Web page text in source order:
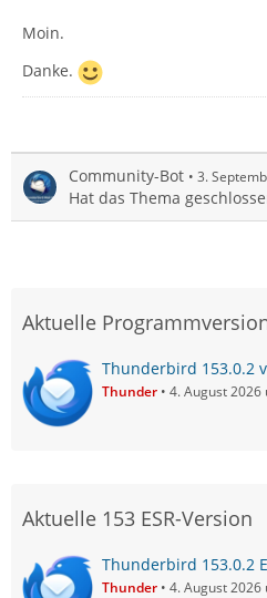
Moin.
Danke.
Community-Bot 3.
Hat das Thema
Aktuelle
Thunderbird 153.0.2
Thunder 4. August 2026
Aktuelle 153 ESR-Version
Thunderbird 153.0.2
Thunder 4. August 2026